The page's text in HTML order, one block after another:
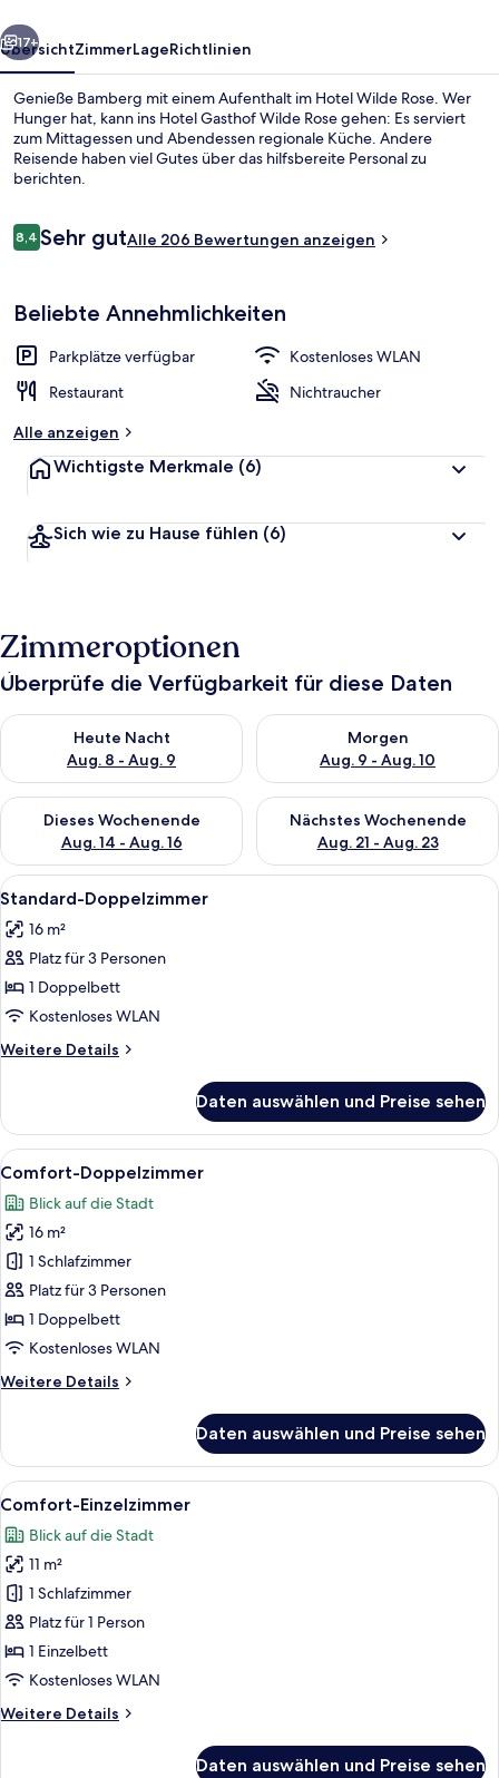
Weiter
17+
ÜbersichtZimmerLageRichtlinien
Genieße Bamberg mit einem Aufenthalt im Hotel Wilde Rose. Wer
Hunger hat, kann ins Hotel Gasthof Wilde Rose gehen: Es serviert
zum Mittagessen und Abendessen regionale Küche. Andere
Reisende haben viel Gutes über das hilfsbereite Personal zu
berichten.
Bewertungen
8,48,4 von 10.
Sehr gutAlle 206 Bewertungen anzeigen
Beliebte Annehmlichkeiten
Parkplätze verfügbar
Kostenloses WLAN
Restaurant
Nichtraucher
Alle anzeigen
Wichtigste Merkmale (6)
Sich wie zu Hause fühlen (6)
Zimmeroptionen
Überprüfe die Verfügbarkeit für diese Daten
Heute Nacht
Aug. 8 - Aug. 9
Überprüfe die Verfügbarkeit für heute Nacht, Aug. 8 - Aug. 9.
Morgen
Aug. 9 - Aug. 10
Überprüfe die Verfügbarkeit
Dieses Wochenende
Aug. 14 - Aug. 16
Überprüfe die Verfügbarkeit für dieses Wochenende, Aug. 14
Nächstes Wochenende
Aug. 21 - Aug. 23
Überprüfe die Verfügbarkeit
Alle
Fotos
für
Standard-
Doppelzimmer
anzeigen
Ein Hotelzimmer mit zwei Betten,
5
Standard-Doppelzimmer
16 m²
Platz für 3 Personen
1 Doppelbett
Kostenloses WLAN
Weitere Details
Weitere
Doppelzimmer
Daten auswählen und Preise sehen
Alle
Fotos
für
Comfort-
Doppelzimmer
anzeigen
Ein Hotelzimmer mit einem
6
Comfort-Doppelzimmer
Blick auf die Stadt
16 m²
1 Schlafzimmer
Platz für 3 Personen
1 Doppelbett
Kostenloses WLAN
Weitere Details
Weitere
Doppelzimmer
Daten auswählen und Preise sehen
Alle
Fotos
für
Comfort-
Einzelzimmer
anzeigen
Ein Hotelzimmer mit einem Bett,
4
Comfort-Einzelzimmer
Blick auf die Stadt
11 m²
1 Schlafzimmer
Platz für 1 Person
1 Einzelbett
Kostenloses WLAN
Weitere Details
Weitere
Daten auswählen und Preise sehen